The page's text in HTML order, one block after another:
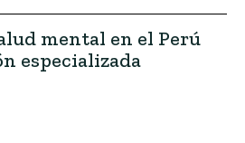
mental en el Perú
especializada